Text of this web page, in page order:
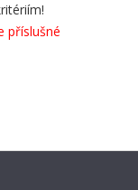
příslušné